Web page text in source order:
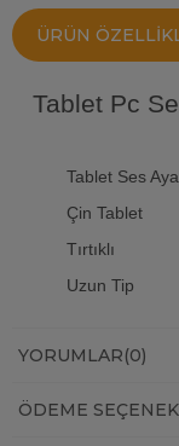
ÜRÜN
Tablet Pc
Tablet Ses
Çin Tablet
Tırtıklı
Uzun Tip
YORUMLAR(0)
ÖDEME